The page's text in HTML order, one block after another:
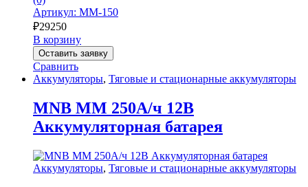
Артикул: MM-150
₽29250
В корзину
Оставить заявку
Сравнить
Аккумуляторы, Тяговые и стационарные аккумуляторы
MNB MM 250А/ч 12В
Аккумуляторная батарея
Аккумуляторы, Тяговые и стационарные аккумуляторы